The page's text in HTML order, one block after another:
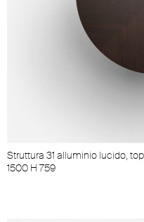
Struttura 31 alluminio lucido,
1500 H 759